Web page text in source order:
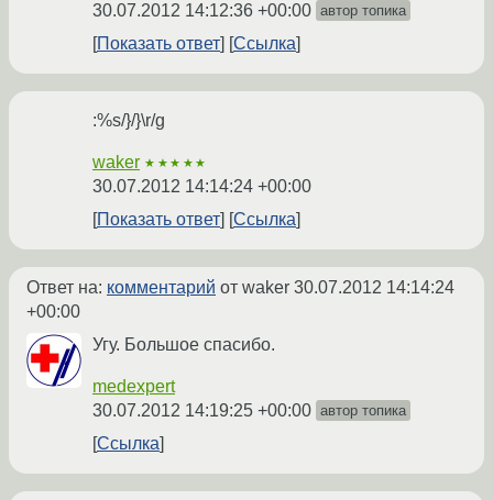
30.07.2012 14:12:36 +00:00 автор топика
Показать ответ Ссылка
:%s/}/}\r/g
waker ★★★★★
30.07.2012 14:14:24 +00:00
Показать ответ
Ссылка
Ответ на: комментарий от waker 30.07.2012 14:14:24
+00:00
Угу. Большое спасибо.
medexpert
30.07.2012 14:19:25 +00:00 автор топика
Ссылка